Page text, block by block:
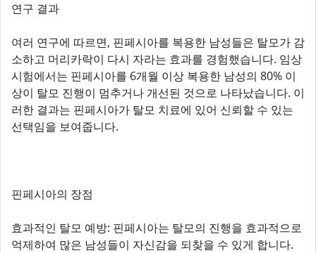
연구 결과
여러 연구에 따르면, 핀페시아를 복용한 남성들은 탈모가 감
소하고 머리카락이 다시 자라는 효과를 경험했습니다. 임상
시험에서는 핀페시아를 6개월 이상 복용한 남성의 80% 이
상이 탈모 진행이 멈추거나 개선된 것으로 나타났습니다. 이
러한 결과는 핀페시아가 탈모 치료에 있어 신뢰할 수 있는
선택임을 보여줍니다.
핀페시아의 장점
효과적인 탈모 예방: 핀페시아는 탈모의 진행을 효과적으로
억제하여 많은 남성들이 자신감을 되찾을 수 있게 합니다.